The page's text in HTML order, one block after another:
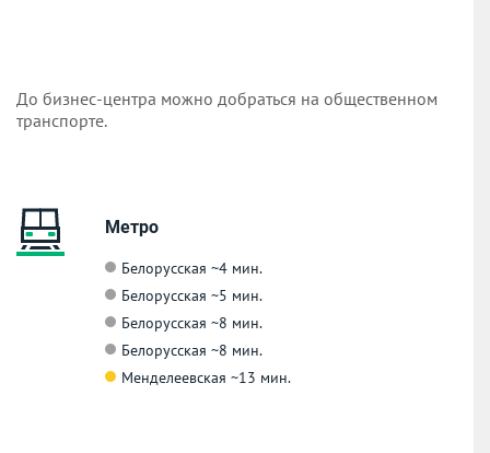
До бизнес-центра можно добраться на общественном
транспорте.
Метро
Белорусская ~4 мин.
Белорусская ~5 мин.
Белорусская ~8 мин.
Белорусская ~8 мин.
Менделеевская ~13 мин.